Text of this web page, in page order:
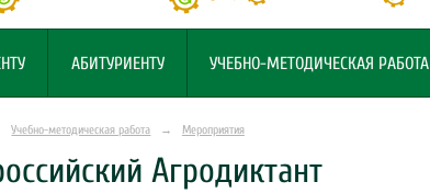
АБИТУРИЕНТУ УЧЕБНО-МЕТОДИЧЕСКАЯ РАБОТА
Учебно-методическая работа → Мероприятия
Агродиктант